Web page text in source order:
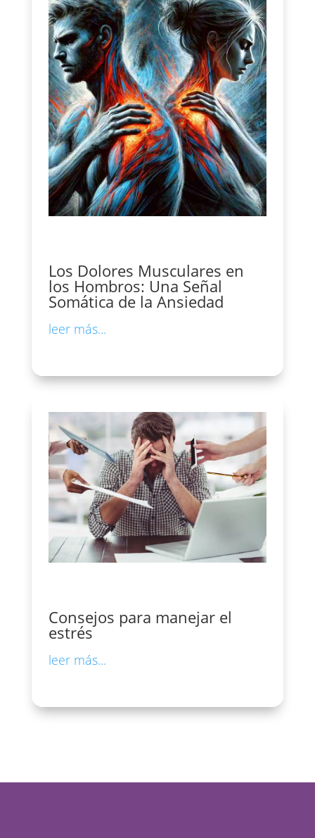
Los Dolores Musculares en
los Hombros: Una Señal
Somática de la Ansiedad
leer más...
Consejos para manejar el
estrés
leer más...